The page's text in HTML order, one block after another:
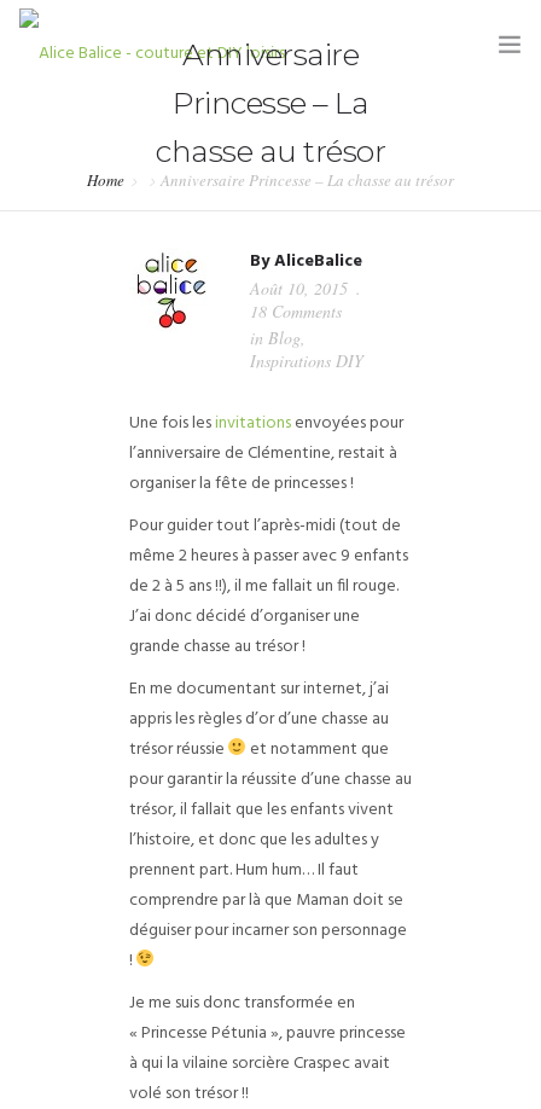
HOME
PARTENARIATS & PRESSE
Anniversaire
Princesse – La
chasse au trésor
Home Anniversaire Princesse – La chasse au trésor
ByAliceBalice
Août 10, 2015
18 Comments
in Blog,
Inspirations DIY
Une fois lesinvitationsenvoyées pour
l’anniversaire de Clémentine, restait à
organiser la fête de princesses !
Pour guider tout l’après-midi (tout de
même 2 heures à passer avec 9 enfants
de 2 à 5 ans !!), il me fallait un fil rouge.
J’ai donc décidé d’organiser une
grande chasse au trésor !
En me documentant sur internet, j’ai
appris les règles d’or d’une chasse au
trésor réussie
et notamment que
pour garantir la réussite d’une chasse au
trésor, il fallait que les enfants vivent
l’histoire, et donc que les adultes y
prennent part. Hum hum… Il faut
comprendre par là que Maman doit se
déguiser pour incarner son personnage
!
Je me suis donc transformée en
« Princesse Pétunia », pauvre princesse
à qui la vilaine sorcière Craspec avait
volé son trésor !!